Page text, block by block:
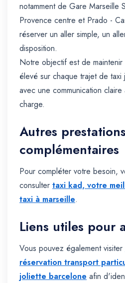
notamment de Gare Marseille
Provence centre et Prado -
réserver un aller simple, un
disposition.
Notre objectif est de
élevé sur chaque trajet de
avec une communication
charge.
Autres prestations
complémentaires
Pour compléter votre besoin,
consulter taxi kad, votre
taxi à marseille.
Liens utiles pour
Vous pouvez également visiter
réservation transport
joliette barcelone afin